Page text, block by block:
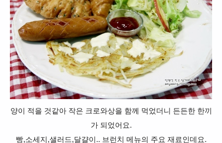
양이 적을 것같아 작은 크로와상을 함께 먹었더니 든든한 한끼
가 되었어요.
빵,소세지,샐러드,달걀이.. 브런치 메뉴의 주요 재료인데요.